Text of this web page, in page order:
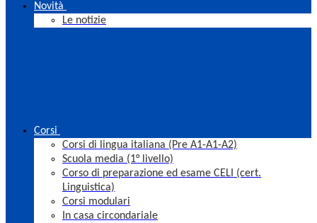
Novità
Le notizie
Corsi
Corsi di lingua italiana (Pre A1-A1-A2)
Scuola media (1° livello)
Corso di preparazione ed esame CELI (cert.
Linguistica)
Corsi modulari
In casa circondariale